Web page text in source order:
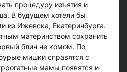
процедуру изъятия и
В будущем хотели бы
из Ижевска, Екатеринбурга.
материнством сохранить
блин не комом. По
мишки справятся с
мамы появятся и